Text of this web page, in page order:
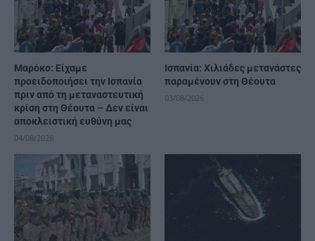
Μαρόκο: Είχαμε
προειδοποιήσει την Ισπανία
πριν από τη μεταναστευτική
κρίση στη Θέουτα – Δεν είναι
αποκλειστική ευθύνη μας
04/08/2026
Ισπανία: Χιλιάδες μετανάστες
παραμένουν στη Θέουτα
03/08/2026